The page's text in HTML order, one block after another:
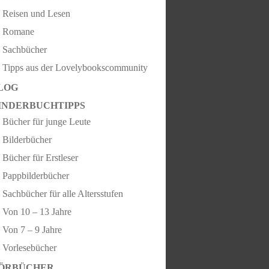
Reisen und Lesen
Romane
Sachbücher
Tipps aus der Lovelybookscommunity
Bücher für junge Leute
Bilderbücher
Bücher für Erstleser
Pappbilderbücher
Sachbücher für alle Altersstufen
Von 10 – 13 Jahre
Von 7 – 9 Jahre
Vorlesebücher